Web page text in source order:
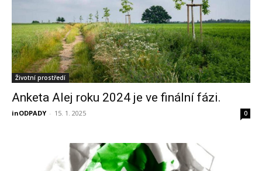
Životní prostředí
Anketa Alej roku 2024 je ve finální fázi.
inODPADY - 15. 1. 2025 0